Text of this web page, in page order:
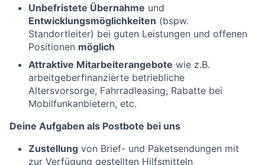
Unbefristete Übernahme und
Entwicklungsmöglichkeiten (bspw.
Standortleiter) bei guten Leistungen und offenen
Positionen möglich
Attraktive Mitarbeiterangebote wie z.B.
arbeitgeberfinanzierte betriebliche
Altersvorsorge, Fahrradleasing, Rabatte bei
Mobilfunkanbietern, etc.
Deine Aufgaben als Postbote bei uns
Zustellung von Brief- und Paketsendungen mit
zur Verfügung gestellten Hilfsmitteln